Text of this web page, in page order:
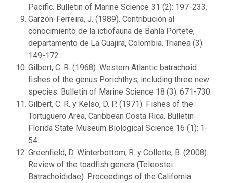
Pacific. Bulletin of Marine Science 31 (2): 197-233.
Garzón-Ferreira, J. (1989). Contribución al
conocimiento de la ictiofauna de Bahía Portete,
departamento de La Guajira, Colombia. Trianea (3):
149-172.
Gilbert, C. R. (1968). Western Atlantic batrachoid
fishes of the genus Porichthys, including three new
species. Bulletin of Marine Science 18 (3): 671-730.
Gilbert, C. R. y Kelso, D. P. (1971). Fishes of the
Tortuguero Area, Caribbean Costa Rica. Bulletin
Florida State Museum Biological Science 16 (1): 1-
54.
Greenfield, D. Winterbottom, R. y Collette, B. (2008).
Review of the toadfish genera (Teleostei:
Batrachoididae). Proceedings of the California